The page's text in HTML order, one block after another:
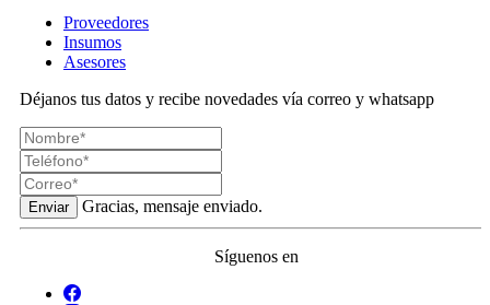
Proveedores
Insumos
Asesores
Déjanos tus datos y recibe novedades vía correo y whatsapp
Enviar Gracias, mensaje enviado.
Síguenos en